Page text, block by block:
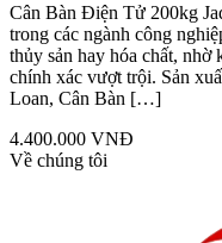
Cân Bàn Điện Tử 200kg
trong các ngành công
thủy sản hay hóa chất, nhờ
chính xác vượt trội. Sản
Loan, Cân Bàn […]
4.400.000 VNĐ
Về chúng tôi